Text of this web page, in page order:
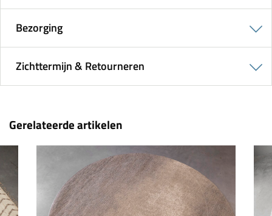
Bezorging
Zichttermijn & Retourneren
Gerelateerde artikelen